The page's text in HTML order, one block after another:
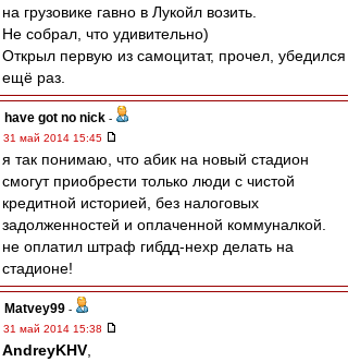
на грузовике гавно в Лукойл возить.
Не собрал, что удивительно)
Открыл первую из самоцитат, прочел, убедился
ещё раз.
have got no nick -
31 май 2014 15:45
я так понимаю, что абик на новый стадион
смогут приобрести только люди с чистой
кредитной историей, без налоговых
задолженностей и оплаченной коммуналкой.
не оплатил штраф гибдд-нехр делать на
стадионе!
Matvey99 -
31 май 2014 15:38
AndreyKHV